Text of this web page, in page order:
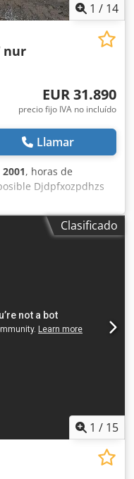
1 / 14
nur
EUR 31.890
precio fijo IVA no incluído
Llamar
2001, horas de
Djdpfxozpdhzs
en contacto con
Clasificado
1 / 15